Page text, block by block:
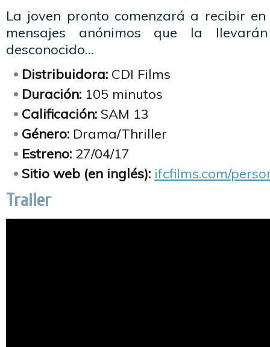
La joven pronto comenzará a recibir
mensajes anónimos que la
desconocido…
Distribuidora: CDI Films
Duración: 105 minutos
Calificación: SAM 13
Género: Drama/Thriller
Estreno: 27/04/17
Sitio web (en inglés): ifcfilms.com/
Trailer